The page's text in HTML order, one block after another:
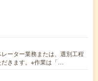
ーター業務または、選別工程
だきます。※作業は「…